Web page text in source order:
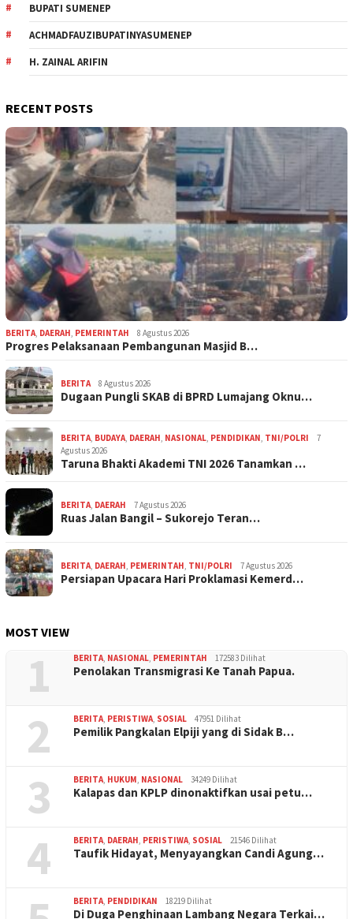
BUPATI SUMENEP
ACHMADFAUZIBUPATINYASUMENEP
H. ZAINAL ARIFIN
RECENT POSTS
BERITA DAERAH PEMERINTAH 8 Agustus 2026
Progres Pelaksanaan Pembangunan Masjid B…
BERITA 8 Agustus 2026
Dugaan Pungli SKAB di BPRD Lumajang Oknu…
BERITA BUDAYA DAERAH NASIONAL PENDIDIKAN TNI/POLRI
7
Agustus 2026
Taruna Bhakti Akademi TNI 2026 Tanamkan …
BERITA DAERAH 7 Agustus 2026
Ruas Jalan Bangil – Sukorejo Teran…
BERITA DAERAH PEMERINTAH TNI/POLRI 7 Agustus 2026
Persiapan Upacara Hari Proklamasi Kemerd…
MOST VIEW
1 BERITA NASIONAL PEMERINTAH 172583 Dilihat
Penolakan Transmigrasi Ke Tanah Papua.
2 BERITA PERISTIWA SOSIAL 47951 Dilihat
Pemilik Pangkalan Elpiji yang di Sidak B…
3 BERITA HUKUM NASIONAL 34249 Dilihat
Kalapas dan KPLP dinonaktifkan usai petu…
4 BERITA DAERAH PERISTIWA SOSIAL 21546 Dilihat
Taufik Hidayat, Menyayangkan Candi Agung…
BERITA PENDIDIKAN 18219 Dilihat
Di Duga Penghinaan Lambang Negara Terkai…